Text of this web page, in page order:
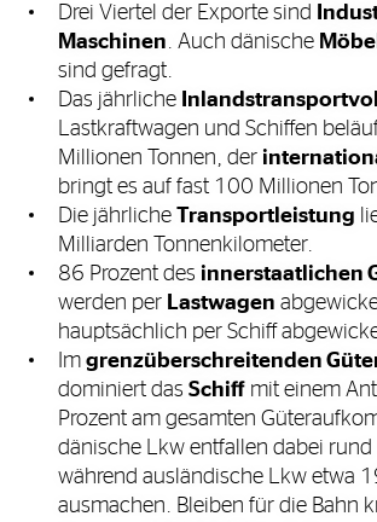
Drei Viertel der Exporte sind
Maschinen. Auch dänische
sind gefragt.
Das jährliche
Lastkraftwagen und Schiffen
Millionen Tonnen, der
bringt es auf fast 100 Millionen
Die jährliche Transportleistung
Milliarden Tonnenkilometer.
86 Prozent des innerstaatlichen
werden per Lastwagen
hauptsächlich per Schiff
Im grenzüberschreitenden
dominiert das Schiff mit einem
Prozent am gesamten
dänische Lkw entfallen dabei rund
während ausländische Lkw etwa
ausmachen. Bleiben für die Bahn